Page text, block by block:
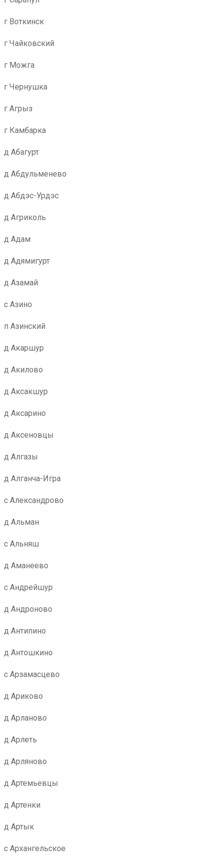
г Воткинск
г Чайковский
г Можга
г Чернушка
г Агрыз
г Камбарка
д Абагурт
д Абдульменево
д Абдэс-Урдэс
д Агриколь
д Адам
д Адямигурт
д Азамай
с Азино
п Азинский
д Акаршур
д Акилово
д Аксакшур
д Аксарино
д Аксеновцы
д Алгазы
д Алганча-Игра
с Александрово
д Альман
с Альняш
д Аманеево
с Андрейшур
д Андроново
д Антипино
д Антошкино
с Арзамасцево
д Ариково
д Арланово
д Арлеть
д Арляново
д Артемьевцы
д Артенки
д Артык
с Архангельское